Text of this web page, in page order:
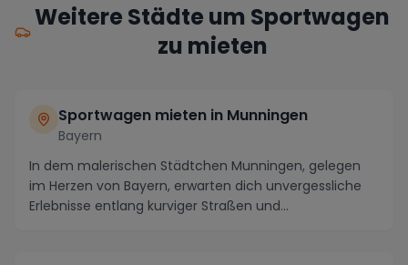
Weitere Städte um Sportwagen
zu mieten
Sportwagen mieten in Munningen
Bayern
In dem malerischen Städtchen Munningen, gelegen
im Herzen von Bayern, erwarten dich unvergessliche
Erlebnisse entlang kurviger Straßen und